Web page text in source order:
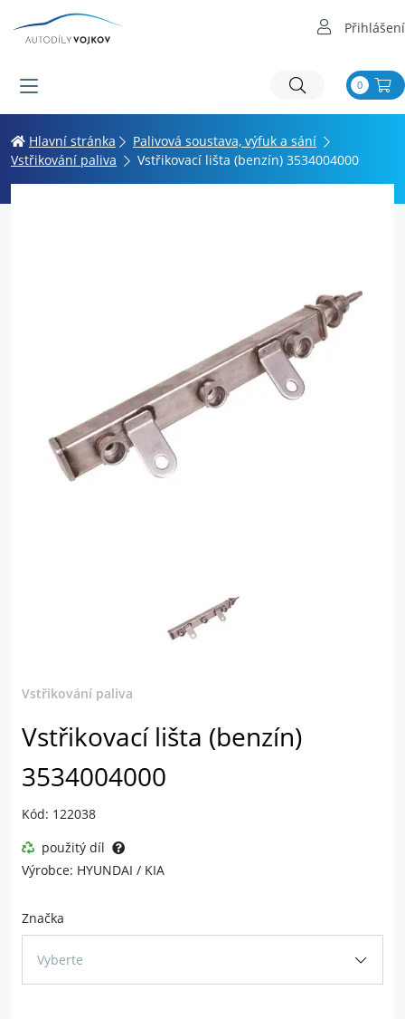
Přihlášení
0
Hlavní stránka
Palivová soustava, výfuk a sání
Vstřikování paliva
Vstřikovací lišta (benzín) 3534004000
Vstřikování paliva
Vstřikovací lišta (benzín)
3534004000
Kód: 122038
použitý díl
Výrobce: HYUNDAI / KIA
Značka
Vyberte